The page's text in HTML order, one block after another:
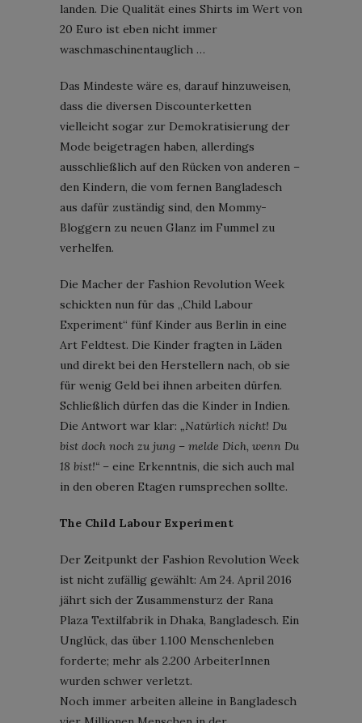
landen. Die Qualität eines Shirts im Wert von
20 Euro ist eben nicht immer
waschmaschinentauglich …
Das Mindeste wäre es, darauf hinzuweisen,
dass die diversen Discounterketten
vielleicht sogar zur Demokratisierung der
Mode beigetragen haben, allerdings
ausschließlich auf den Rücken von anderen –
den Kindern, die vom fernen Bangladesch
aus dafür zuständig sind, den Mommy-
Bloggern zu neuen Glanz im Fummel zu
verhelfen.
Die Macher der Fashion Revolution Week
schickten nun für das „Child Labour
Experiment“ fünf Kinder aus Berlin in eine
Art Feldtest. Die Kinder fragten in Läden
und direkt bei den Herstellern nach, ob sie
für wenig Geld bei ihnen arbeiten dürfen.
Schließlich dürfen das die Kinder in Indien.
Die Antwort war klar: „Natürlich nicht! Du
bist doch noch zu jung – melde Dich, wenn Du
18 bist!“ – eine Erkenntnis, die sich auch mal
in den oberen Etagen rumsprechen sollte.
The Child Labour Experiment
Der Zeitpunkt der Fashion Revolution Week
ist nicht zufällig gewählt: Am 24. April 2016
jährt sich der Zusammensturz der Rana
Plaza Textilfabrik in Dhaka, Bangladesch. Ein
Unglück, das über 1.100 Menschenleben
forderte; mehr als 2.200 ArbeiterInnen
wurden schwer verletzt.
Noch immer arbeiten alleine in Bangladesch